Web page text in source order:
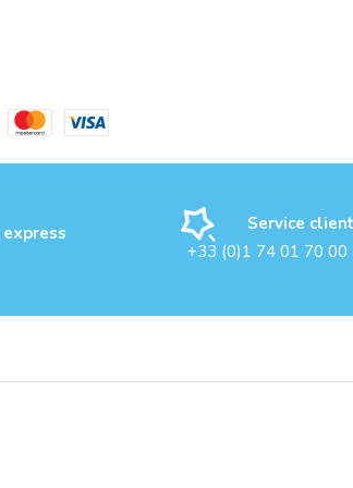
Service client
+33 (0)1 74 01 70 00